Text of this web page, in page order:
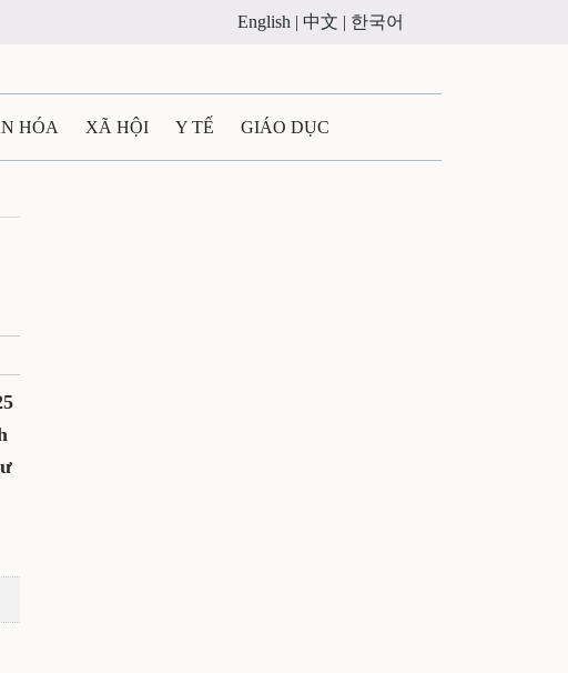
English | 中文 | 한국어
HÓA XÃ HỘI Y TẾ GIÁO DỤC
TIN - QUẢNG CÁO